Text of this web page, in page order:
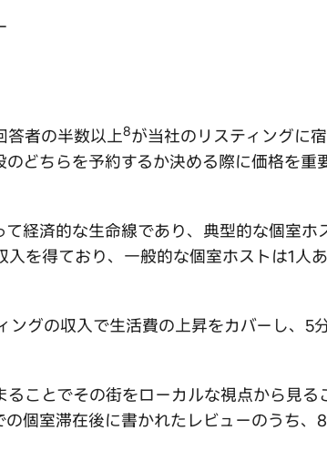
答者の半数以上8が当社のリスティングに
どちらを予約するか決める際に価格を重
経済的な生命線であり、典型的な個室ホ
入を得ており、一般的な個室ホストは1人
ングの収入で生活費の上昇をカバーし、
ことでその街をローカルな視点から見
個室滞在後に書かれたレビューのうち、